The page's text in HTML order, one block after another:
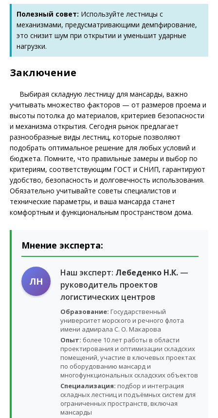
Полезный совет: Используйте лестницы с
механизмами, предусматривающими демпфирование,
это снизит шум при открытии и уменьшит ударные
нагрузки.
Заключение
Выбирая складную лестницу для мансарды, важно
учитывать множество факторов — от размеров проема и
высоты потолка до материалов, критериев безопасности
и механизма открытия. Сегодня рынок предлагает
разнообразные виды лестниц, которые позволяют
подобрать оптимальное решение для любых условий и
бюджета. Помните, что правильные замеры и выбор по
критериям, соответствующим ГОСТ и СНИП, гарантируют
удобство, безопасность и долговечность использования.
Обязательно учитывайте советы специалистов и
технические параметры, и ваша мансарда станет
комфортным и функциональным пространством дома.
Мнение эксперта:
ЛН
Наш эксперт: Лебеденко Н.К. —
руководитель проектов
логистических центров
Образование: Государственный
университет морского и речного флота
имени адмирала С. О. Макарова
Опыт: более 10 лет работы в области
проектирования и оптимизации складских
помещений, участие в ключевых проектах
по оборудованию мансард и
многофункциональных складских объектов
Специализация: подбор и интеграция
складных лестниц и подъёмных систем для
ограниченных пространств, включая
мансарды